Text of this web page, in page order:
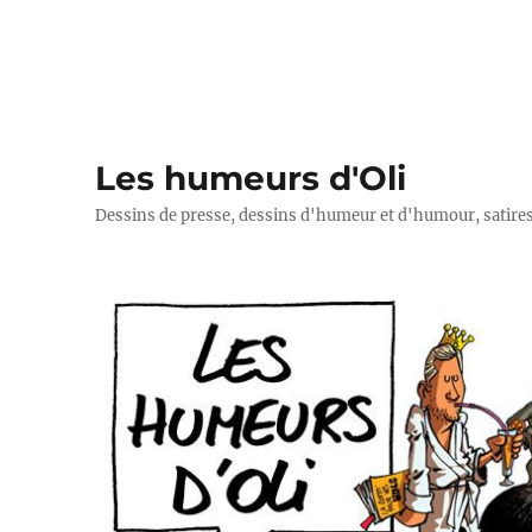
Les humeurs d'Oli
Dessins de presse, dessins d'humeur et d'humour,